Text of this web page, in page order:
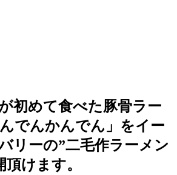
初めて食べた豚骨ラー
でんかんでん」をイー
リーの”二毛作ラーメン
けます。